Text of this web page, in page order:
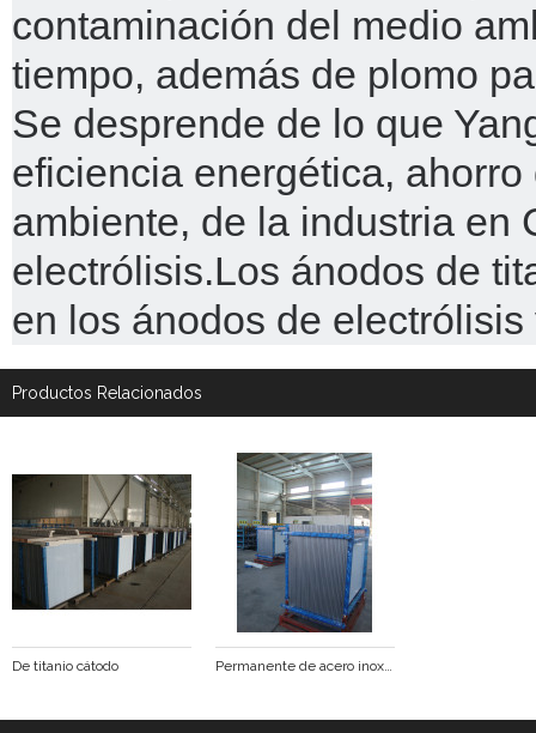
contaminación del medio
tiempo, además de plomo
Se desprende de lo que
eficiencia energética,
ambiente, de la industria en
electrólisis.Los ánodos de
en los ánodos de
Productos Relacionados
De titanio cátodo Permanente de acero inoxidable cátodo